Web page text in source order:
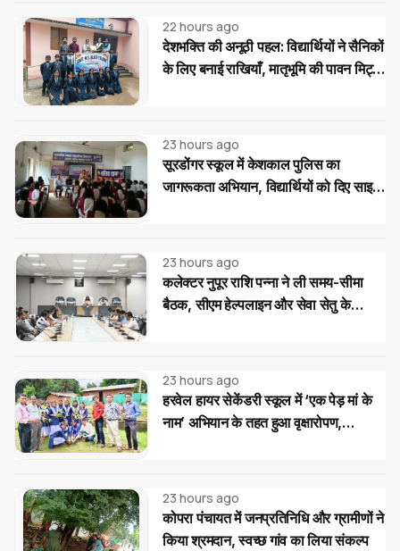
22 hours ago
देशभक्ति की अनूठी पहल: विद्यार्थियों ने सैनिकों
के लिए बनाई राखियाँ, मातृभूमि की पावन मिट्टी
23 hours ago
सूरडोंगर स्कूल में केशकाल पुलिस का
जागरूकता अभियान, विद्यार्थियों को दिए साइबर
23 hours ago
कलेक्टर नुपूर राशि पन्ना ने ली समय-सीमा
बैठक, सीएम हेल्पलाइन और सेवा सेतु के
23 hours ago
हरवेल हायर सेकेंडरी स्कूल में ‘एक पेड़ मां के
नाम’ अभियान के तहत हुआ वृक्षारोपण,
23 hours ago
कोपरा पंचायत में जनप्रतिनिधि और ग्रामीणों ने
किया श्रमदान, स्वच्छ गांव का लिया संकल्प